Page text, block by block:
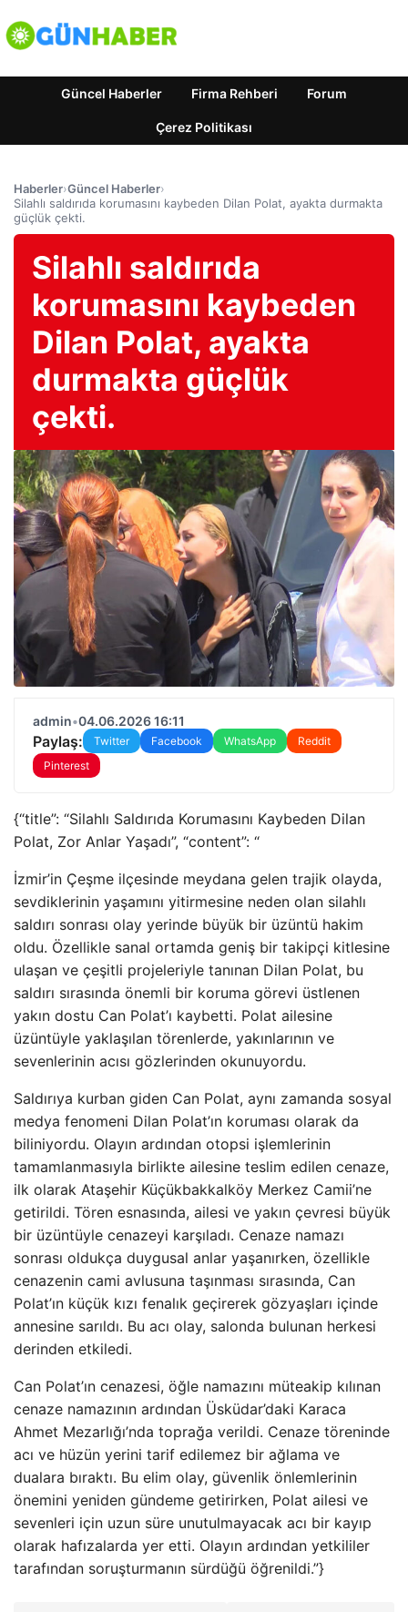
Güncel Haberler Firma Rehberi Forum
Çerez Politikası
Haberler›Güncel Haberler›
Silahlı saldırıda korumasını kaybeden Dilan Polat, ayakta durmakta
güçlük çekti.
Silahlı saldırıda
korumasını kaybeden
Dilan Polat, ayakta
durmakta güçlük
çekti.
admin•04.06.2026 16:11
Paylaş: Twitter Facebook WhatsApp
Reddit
Pinterest
{“title”: “Silahlı Saldırıda Korumasını Kaybeden Dilan
Polat, Zor Anlar Yaşadı”, “content”: “
İzmir’in Çeşme ilçesinde meydana gelen trajik olayda,
sevdiklerinin yaşamını yitirmesine neden olan silahlı
saldırı sonrası olay yerinde büyük bir üzüntü hakim
oldu. Özellikle sanal ortamda geniş bir takipçi kitlesine
ulaşan ve çeşitli projeleriyle tanınan Dilan Polat, bu
saldırı sırasında önemli bir koruma görevi üstlenen
yakın dostu Can Polat’ı kaybetti. Polat ailesine
üzüntüyle yaklaşılan törenlerde, yakınlarının ve
sevenlerinin acısı gözlerinden okunuyordu.
Saldırıya kurban giden Can Polat, aynı zamanda sosyal
medya fenomeni Dilan Polat’ın koruması olarak da
biliniyordu. Olayın ardından otopsi işlemlerinin
tamamlanmasıyla birlikte ailesine teslim edilen cenaze,
ilk olarak Ataşehir Küçükbakkalköy Merkez Camii’ne
getirildi. Tören esnasında, ailesi ve yakın çevresi büyük
bir üzüntüyle cenazeyi karşıladı. Cenaze namazı
sonrası oldukça duygusal anlar yaşanırken, özellikle
cenazenin cami avlusuna taşınması sırasında, Can
Polat’ın küçük kızı fenalık geçirerek gözyaşları içinde
annesine sarıldı. Bu acı olay, salonda bulunan herkesi
derinden etkiledi.
Can Polat’ın cenazesi, öğle namazını müteakip kılınan
cenaze namazının ardından Üsküdar’daki Karaca
Ahmet Mezarlığı’nda toprağa verildi. Cenaze töreninde
acı ve hüzün yerini tarif edilemez bir ağlama ve
dualara bıraktı. Bu elim olay, güvenlik önlemlerinin
önemini yeniden gündeme getirirken, Polat ailesi ve
sevenleri için uzun süre unutulmayacak acı bir kayıp
olarak hafızalarda yer etti. Olayın ardından yetkililer
tarafından soruşturmanın sürdüğü öğrenildi.”}